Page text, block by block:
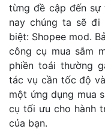
từng đề cập đến sự
nay chúng ta sẽ đi
biệt: Shopee mod.
công cụ mua sắm
phiền toái thường
tác vụ cần tốc độ
một ứng dụng mua
cụ tối ưu cho hành
của bạn.